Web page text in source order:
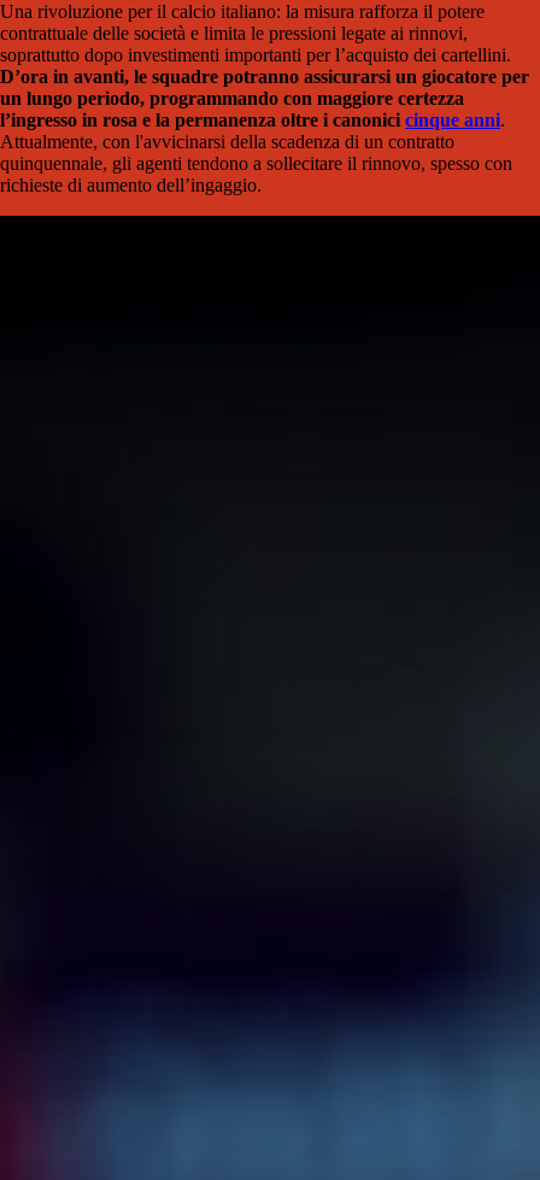
Una rivoluzione per il calcio italiano: la misura rafforza il potere
contrattuale delle società e limita le pressioni legate ai rinnovi,
soprattutto dopo investimenti importanti per l’acquisto dei cartellini.
D’ora in avanti, le squadre potranno assicurarsi un giocatore per
un lungo periodo, programmando con maggiore certezza
l’ingresso in rosa e la permanenza oltre i canonici cinque anni.
Attualmente, con l'avvicinarsi della scadenza di un contratto
quinquennale, gli agenti tendono a sollecitare il rinnovo, spesso con
richieste di aumento dell’ingaggio.